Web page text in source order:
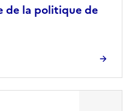
de la politique de